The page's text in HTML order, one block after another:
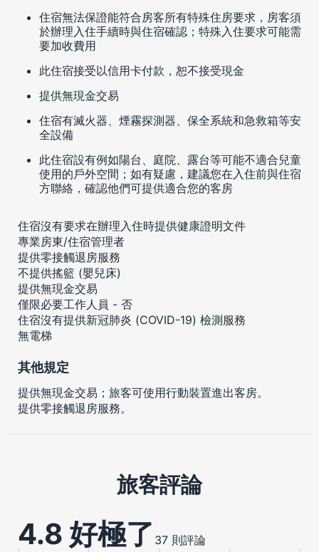
住宿無法保證能符合房客所有特殊住房要求，房客須
於辦理入住手續時與住宿確認；特殊入住要求可能需
要加收費用
此住宿接受以信用卡付款，恕不接受現金
提供無現金交易
住宿有滅火器、煙霧探測器、保全系統和急救箱等安
全設備
此住宿設有例如陽台、庭院、露台等可能不適合兒童
使用的戶外空間；如有疑慮，建議您在入住前與住宿
方聯絡，確認他們可提供適合您的客房
住宿沒有要求在辦理入住時提供健康證明文件
專業房東/住宿管理者
提供零接觸退房服務
不提供搖籃 (嬰兒床)
提供無現金交易
僅限必要工作人員 - 否
住宿沒有提供新冠肺炎 (COVID-19) 檢測服務
無電梯
其他規定
提供無現金交易；旅客可使用行動裝置進出客房。
提供零接觸退房服務。
旅客評論
4.8 好極了 37 則評論